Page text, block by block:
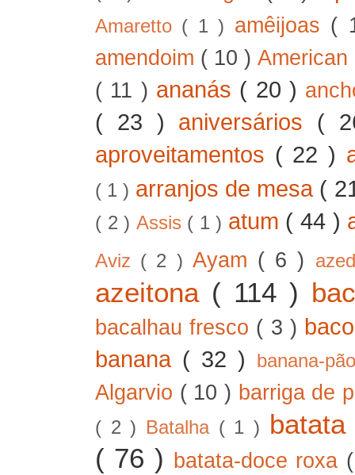
Amaretto ( 1 ) amêijoas (
amendoim ( 10 )
( 11 ) ananás ( 20 )
( 23 ) aniversários (
aproveitamentos ( 22 )
( 1 ) arranjos de mesa (
( 2 ) Assis ( 1 ) atum ( 44 )
Aviz ( 2 ) Ayam ( 6 )
azeitona ( 114 )
bacalhau fresco ( 3 )
banana ( 32 ) banana-
Algarvio ( 10 ) barriga de
( 2 ) Batalha ( 1 )
( 76 ) batata-doce roxa